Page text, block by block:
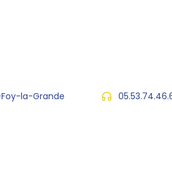
Foy-la-Grande